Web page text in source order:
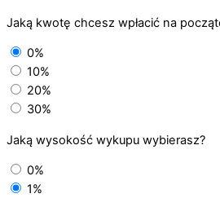
Jaką kwotę chcesz wpłacić na
0%
10%
20%
30%
Jaką wysokość wykupu wybierasz?
0%
1%